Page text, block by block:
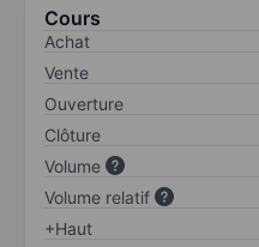
Cours
Achat
Vente
Ouverture
Clôture
Volume
Volume relatif
+Haut